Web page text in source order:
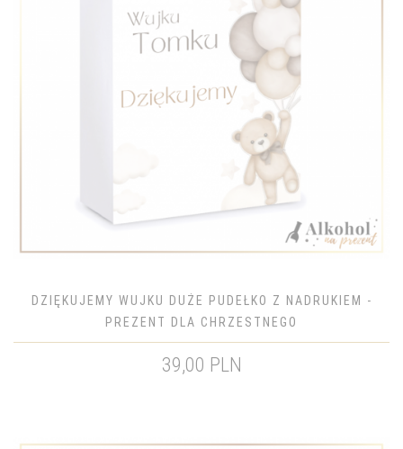
DZIĘKUJEMY WUJKU DUŻE PUDEŁKO Z NADRUKIEM -
PREZENT DLA CHRZESTNEGO
39,00 PLN